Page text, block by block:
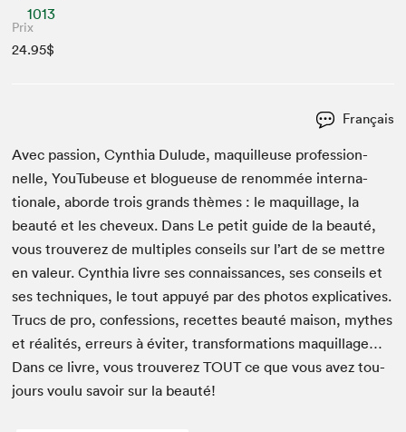
1013
Prix
24.95$
Français
Avec pas­sion, Cyn­thia Dulude, maquilleuse pro­fes­sion­
nelle, YouTubeuse et blogueuse de renom­mée inter­na­
tionale, abor­de trois grands thèmes : le maquil­lage, la
beauté et les cheveux. Dans Le petit guide de la beauté,
vous trou­verez de mul­ti­ples con­seils sur l’art de se met­tre
en valeur. Cyn­thia livre ses con­nais­sances, ses con­seils et
ses tech­niques, le tout appuyé par des pho­tos explica­tives.
Trucs de pro, con­fes­sions, recettes beauté mai­son, mythes
et réal­ités, erreurs à éviter, trans­for­ma­tions maquil­lage…
Dans ce livre, vous trou­verezTOUTce que vous avez tou­
jours voulu savoir sur la beauté!